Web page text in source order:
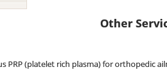
Other
PRP (platelet rich plasma) for orthopedic